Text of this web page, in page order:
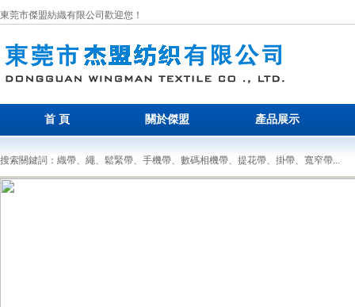
東莞市傑盟紡織有限公司歡迎您！
首 頁 關於傑盟 產品展示
搜索關鍵詞：織帶、繩、鬆緊帶、手機帶、數碼相機帶、提花帶、掛帶、寬窄帶...